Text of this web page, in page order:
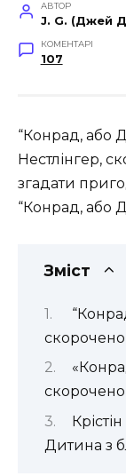
АВТОР
J. G. (Джей
КОМЕНТАРІ
107
“Конрад, або
Нестлінгер,
згадати
“Конрад, або
Зміст
скорочено
скорочено
Дитина з